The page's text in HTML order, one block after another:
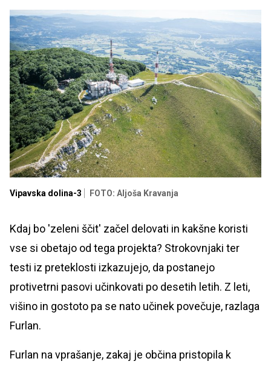
Vipavska dolina-3 FOTO: Aljoša Kravanja
Kdaj bo 'zeleni ščit' začel delovati in kakšne koristi
vse si obetajo od tega projekta? Strokovnjaki ter
testi iz preteklosti izkazujejo, da postanejo
protivetrni pasovi učinkovati po desetih letih. Z leti,
višino in gostoto pa se nato učinek povečuje, razlaga
Furlan.
Furlan na vprašanje, zakaj je občina pristopila k